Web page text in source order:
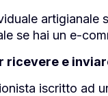
artigianale
se hai un e-
ricevere e
iscritto ad